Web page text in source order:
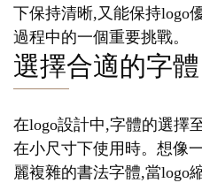
下保持清晰,又能保持logo
過程中的一個重要挑戰。
選擇合適的字體
在logo設計中,字體的選擇
在小尺寸下使用時。想像
麗複雜的書法字體,當logo